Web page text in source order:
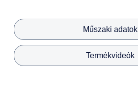
Műszaki adatok
Termékvideók